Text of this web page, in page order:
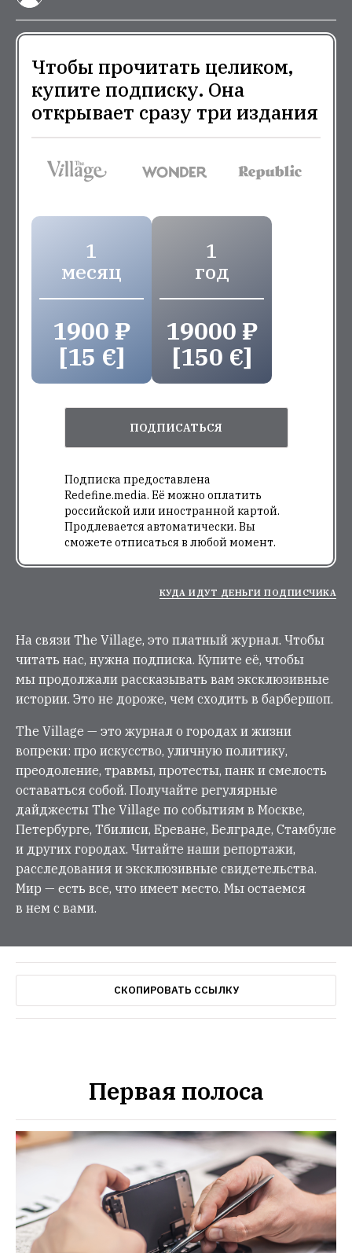
Чтобы прочитать целиком,
купите подписку. Она
открывает сразу три издания
1
месяц
1900 ₽
[15 €]
1
год
19000 ₽
[150 €]
ПОДПИСАТЬСЯ
Подписка предоставлена
Redefine.media. Её можно оплатить
российской или иностранной картой.
Продлевается автоматически. Вы
сможете отписаться в любой момент.
КУДА ИДУТ ДЕНЬГИ ПОДПИСЧИКА
На связи The Village, это платный журнал. Чтобы
читать нас, нужна подписка. Купите её, чтобы
мы продолжали рассказывать вам эксклюзивные
истории. Это не дороже, чем сходить в барбершоп.
The Village — это журнал о городах и жизни
вопреки: про искусство, уличную политику,
преодоление, травмы, протесты, панк и смелость
оставаться собой. Получайте регулярные
дайджесты The Village по событиям в Москве,
Петербурге, Тбилиси, Ереване, Белграде, Стамбуле
и других городах. Читайте наши репортажи,
расследования и эксклюзивные свидетельства.
Мир — есть все, что имеет место. Мы остаемся
в нем с вами.
СКОПИРОВАТЬ ССЫЛКУ
Первая полоса